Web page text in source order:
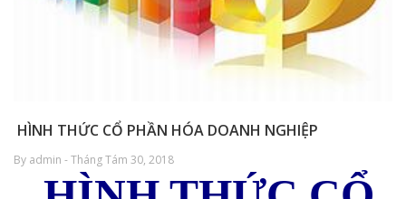
HÌNH THỨC CỔ PHẦN HÓA DOANH NGHIỆP
By admin - Tháng Tám 30, 2018